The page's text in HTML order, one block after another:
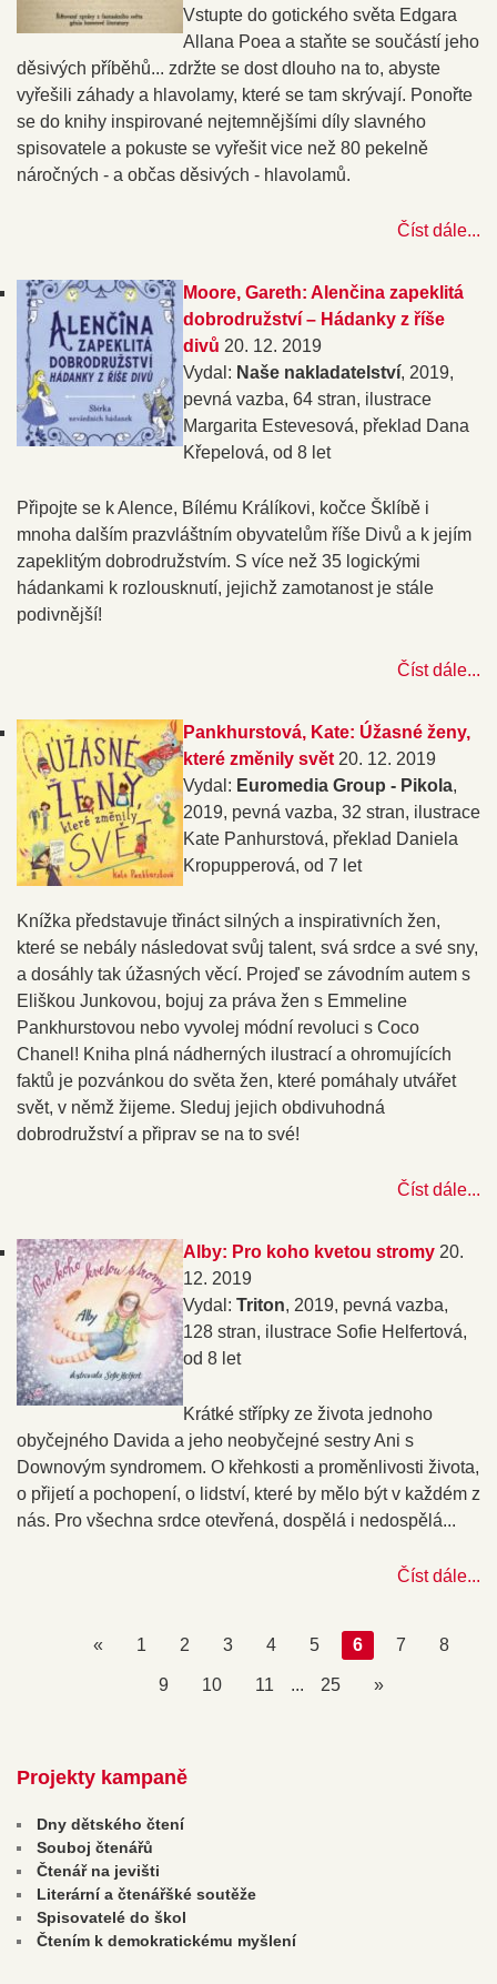
Vstupte do gotického světa Edgara
Allana Poea a staňte se součástí jeho
děsivých příběhů... zdržte se dost dlouho na to, abyste
vyřešili záhady a hlavolamy, které se tam skrývají. Ponořte
se do knihy inspirované nejtemnějšími díly slavného
spisovatele a pokuste se vyřešit vice než 80 pekelně
náročných - a občas děsivých - hlavolamů.
Číst dále...
Moore, Gareth: Alenčina zapeklitá
dobrodružství – Hádanky z říše
divů 20. 12. 2019
Vydal: Naše nakladatelství, 2019,
pevná vazba, 64 stran, ilustrace
Margarita Estevesová, překlad Dana
Křepelová, od 8 let
Připojte se k Alence, Bílému Králíkovi, kočce Šklíbě i
mnoha dalším prazvláštním obyvatelům říše Divů a k jejím
zapeklitým dobrodružstvím. S více než 35 logickými
hádankami k rozlousknutí, jejichž zamotanost je stále
podivnější!
Číst dále...
Pankhurstová, Kate: Úžasné ženy,
které změnily svět 20. 12. 2019
Vydal: Euromedia Group - Pikola,
2019, pevná vazba, 32 stran, ilustrace
Kate Panhurstová, překlad Daniela
Kropupperová, od 7 let
Knížka představuje třináct silných a inspirativních žen,
které se nebály následovat svůj talent, svá srdce a své sny,
a dosáhly tak úžasných věcí. Projeď se závodním autem s
Eliškou Junkovou, bojuj za práva žen s Emmeline
Pankhurstovou nebo vyvolej módní revoluci s Coco
Chanel! Kniha plná nádherných ilustrací a ohromujících
faktů je pozvánkou do světa žen, které pomáhaly utvářet
svět, v němž žijeme. Sleduj jejich obdivuhodná
dobrodružství a připrav se na to své!
Číst dále...
Alby: Pro koho kvetou stromy 20.
12. 2019
Vydal: Triton, 2019, pevná vazba,
128 stran, ilustrace Sofie Helfertová,
od 8 let
Krátké střípky ze života jednoho
obyčejného Davida a jeho neobyčejné sestry Ani s
Downovým syndromem. O křehkosti a proměnlivosti života,
o přijetí a pochopení, o lidství, které by mělo být v každém z
nás. Pro všechna srdce otevřená, dospělá i nedospělá...
Číst dále...
« 1 2 3 4 5 6 7 8
9 10 11 ... 25 »
Projekty kampaně
Dny dětského čtení
Souboj čtenářů
Čtenář na jevišti
Literární a čtenářšké soutěže
Spisovatelé do škol
Čtením k demokratickému myšlení